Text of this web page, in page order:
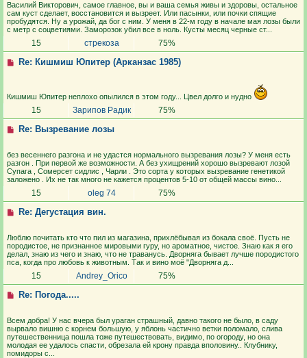
Василий Викторович, самое главное, вы и ваша семья живы и здоровы, остальное
сам куст сделает, восстановится и вызреет. Или пасынки, или почки спящие
пробудятся. Ну а урожай, да бог с ним. У меня в 22-м году в начале мая лозы были
с метр с соцветиями. Заморозок убил все в ноль. Кусты месяц черные ст...
15 стрекоза 75%
Re: Кишмиш Юпитер (Арканзас 1985)
Кишмиш Юпитер неплохо опылился в этом году... Цвел долго и нудно
15 Зарипов Радик 75%
Re: Вызревание лозы
без весеннего разгона и не удастся нормального вызревания лозы? У меня есть
разгон . При первой же возможности. А без ухищрений хорошо вызревают лозой
Супага , Сомерсет сидлис , Чарли . Это сорта у которых вызревание генетикой
заложено . Их не так много не кажется процентов 5-10 от общей массы вино...
15 oleg 74 75%
Re: Дегустация вин.
Люблю почитать кто что пил из магазина, прихлёбывая из бокала своё. Пусть не
породистое, не признанное мировыми гуру, но ароматное, чистое. Знаю как я его
делал, знаю из чего и знаю, что не траванусь. Дворняга бывает лучше породистого
пса, когда про любовь к животным. Так и вино моё "Дворняга д...
15 Andrey_Orico 75%
Re: Погода.....
Всем добра! У нас вчера был ураган страшный, давно такого не было, в саду
вырвало вишню с корнем большую, у яблонь частично ветки поломало, слива
путешественница пошла тоже путешествовать, видимо, по огороду, но она
молодая ее удалось спасти, обрезала ей крону правда вполовину.. Клубнику,
помидоры с...